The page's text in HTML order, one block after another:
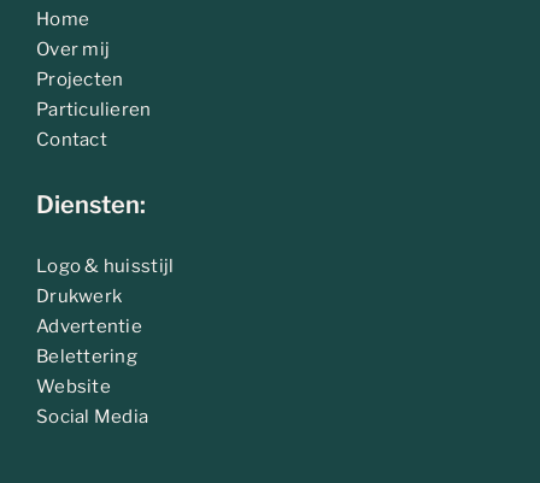
Home
Over mij
Projecten
Particulieren
Contact
Diensten:
Logo & huisstijl
Drukwerk
Advertentie
Belettering
Website
Social Media